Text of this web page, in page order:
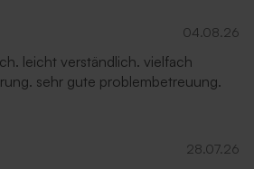
04.08.26
leicht verständlich. vielfach
sehr gute problembetreuung.
28.07.26